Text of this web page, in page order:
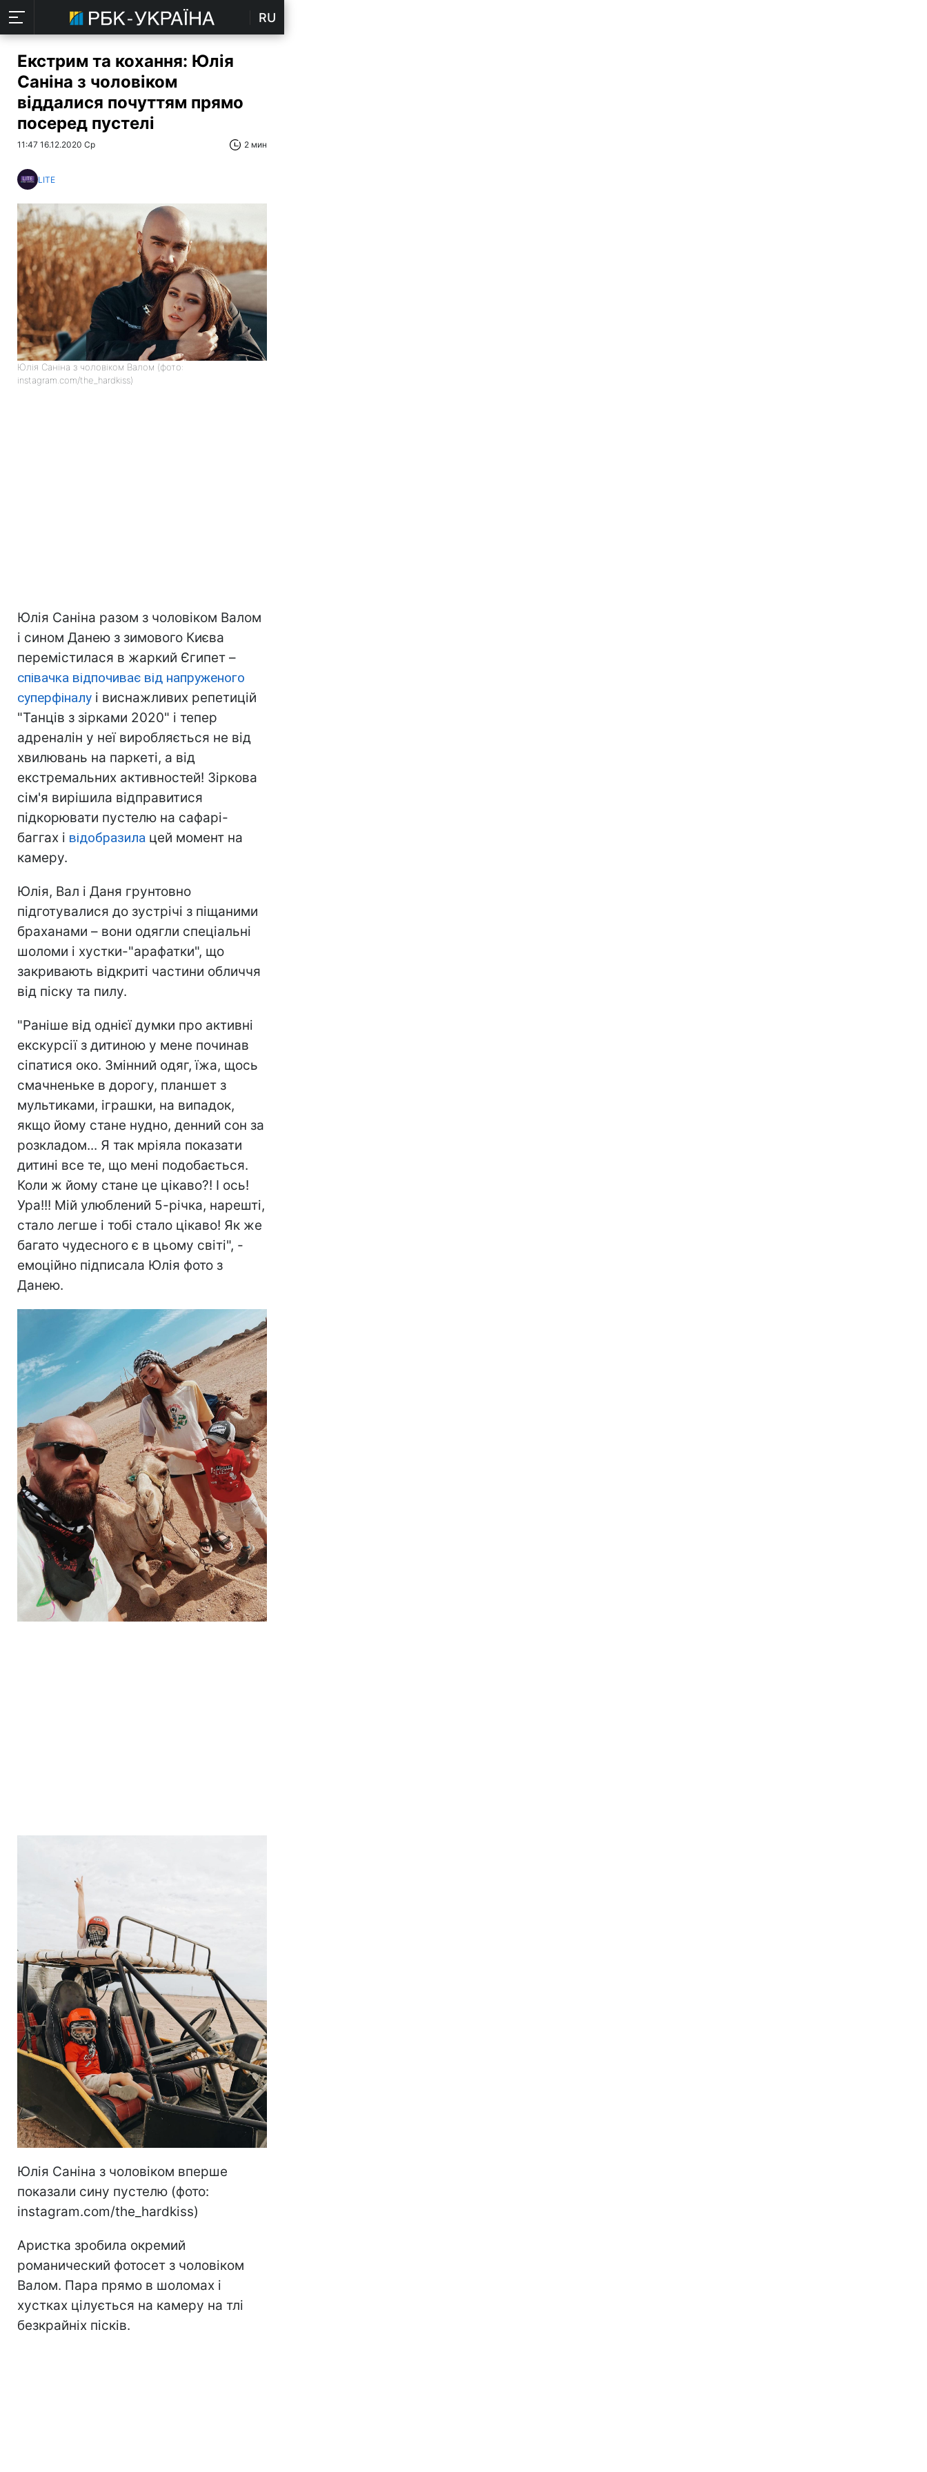
RU
Екстрим та кохання: Юлія
Саніна з чоловіком
віддалися почуттям прямо
посеред пустелі
11:47 16.12.2020 Ср 2 мин
LITE
Юлія Саніна з чоловіком Валом (фото:
instagram.com/the_hardkiss)
Юлія Саніна разом з чоловіком Валом
і сином Данею з зимового Києва
перемістилася в жаркий Єгипет –
співачка відпочиває від напруженого
суперфіналу і виснажливих репетицій
"Танців з зірками 2020" і тепер
адреналін у неї виробляється не від
хвилювань на паркеті, а від
екстремальних активностей! Зіркова
сім'я вирішила відправитися
підкорювати пустелю на сафарі-
баггах і відобразила цей момент на
камеру.
Юлія, Вал і Даня грунтовно
підготувалися до зустрічі з піщаними
браханами – вони одягли спеціальні
шоломи і хустки-"арафатки", що
закривають відкриті частини обличчя
від піску та пилу.
"Раніше від однієї думки про активні
екскурсії з дитиною у мене починав
сіпатися око. Змінний одяг, їжа, щось
смачненьке в дорогу, планшет з
мультиками, іграшки, на випадок,
якщо йому стане нудно, денний сон за
розкладом... Я так мріяла показати
дитині все те, що мені подобається.
Коли ж йому стане це цікаво?! І ось!
Ура!!! Мій улюблений 5-річка, нарешті,
стало легше і тобі стало цікаво! Як же
багато чудесного є в цьому світі", -
емоційно підписала Юлія фото з
Данею.
Юлія Саніна з чоловіком вперше
показали сину пустелю (фото:
instagram.com/the_hardkiss)
Аристка зробила окремий
романический фотосет з чоловіком
Валом. Пара прямо в шоломах і
хустках цілується на камеру на тлі
безкрайніх пісків.